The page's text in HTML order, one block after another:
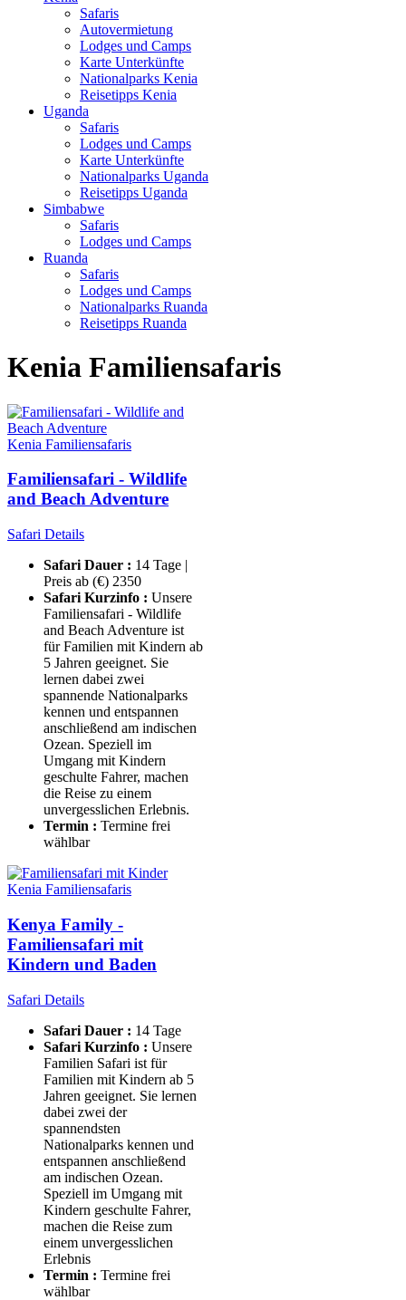
Safaris
Autovermietung
Lodges und Camps
Karte Unterkünfte
Nationalparks Kenia
Reisetipps Kenia
Uganda
Safaris
Lodges und Camps
Karte Unterkünfte
Nationalparks Uganda
Reisetipps Uganda
Simbabwe
Safaris
Lodges und Camps
Ruanda
Safaris
Lodges und Camps
Nationalparks Ruanda
Reisetipps Ruanda
Kenia Familiensafaris
Kenia Familiensafaris
Familiensafari - Wildlife
and Beach Adventure
Safari Details
Safari Dauer : 14 Tage |
Preis ab (€) 2350
Safari Kurzinfo : Unsere
Familiensafari - Wildlife
and Beach Adventure ist
für Familien mit Kindern ab
5 Jahren geeignet. Sie
lernen dabei zwei
spannende Nationalparks
kennen und entspannen
anschließend am indischen
Ozean. Speziell im
Umgang mit Kindern
geschulte Fahrer, machen
die Reise zu einem
unvergesslichen Erlebnis.
Termin : Termine frei
wählbar
Kenia Familiensafaris
Kenya Family -
Familiensafari mit
Kindern und Baden
Safari Details
Safari Dauer : 14 Tage
Safari Kurzinfo : Unsere
Familien Safari ist für
Familien mit Kindern ab 5
Jahren geeignet. Sie lernen
dabei zwei der
spannendsten
Nationalparks kennen und
entspannen anschließend
am indischen Ozean.
Speziell im Umgang mit
Kindern geschulte Fahrer,
machen die Reise zum
einem unvergesslichen
Erlebnis
Termin : Termine frei
wählbar